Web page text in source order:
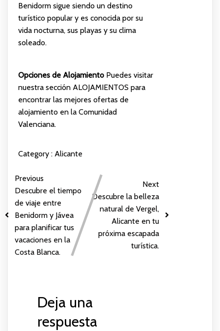
Benidorm sigue siendo un destino
turístico popular y es conocida por su
vida nocturna, sus playas y su clima
soleado.
Opciones de AlojamientoPuedes visitar
nuestra sección ALOJAMIENTOS para
encontrar las mejores ofertas de
alojamiento en la Comunidad
Valenciana.
Category : Alicante
Previous
Descubre el tiempo
de viaje entre
Benidorm y Jávea
para planificar tus
vacaciones en la
Costa Blanca.
Next
Descubre la belleza
natural de Vergel,
Alicante en tu
próxima escapada
turística.
Deja una
respuesta